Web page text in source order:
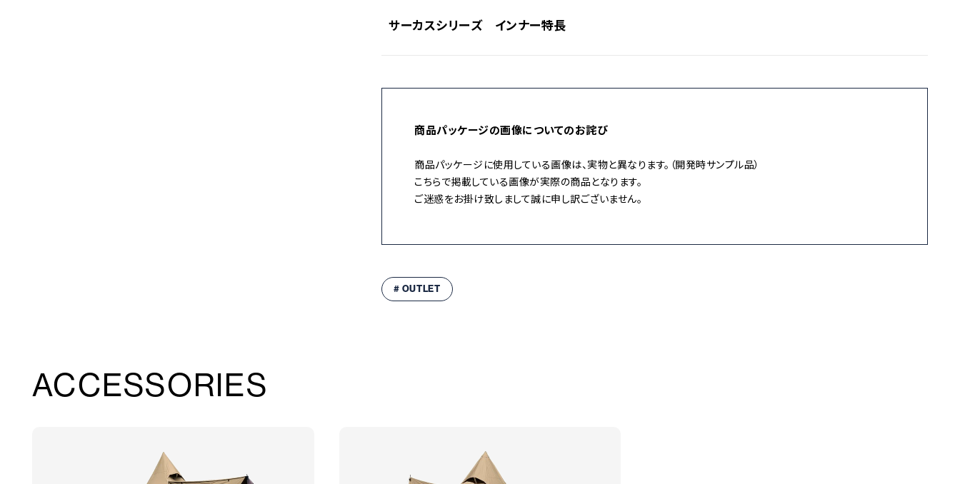
素材
〇インナー本体・ウォール
ポリエステルリップストップ150D（撥水加工、PUコーティング）
ポリエステルリップストップ150D（撥水加工、PUコーティング
耐水圧
〇インナーボトム
2,000mm
〇グラウンドシート
（約）5.86kg
サーカスシリーズ インナー特長
1人で土間を広く使用したい方に最適な使い方です。
商品パッケージの画像についてのお詫び
商品パッケージに使用している画像は、実物と異なります。（開発時サンプル品）
こちらで掲載している画像が実際の商品となります。
ご迷惑をお掛け致しまして誠に申し訳ございません。
# OUTLET
ACCESSORIES